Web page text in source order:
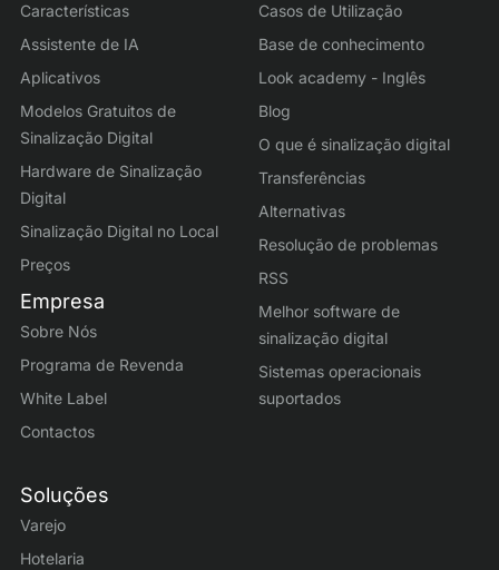
Características
Assistente de IA
Aplicativos
Modelos Gratuitos de
Sinalização Digital
Hardware de Sinalização
Digital
Sinalização Digital no Local
Preços
Empresa
Sobre Nós
Programa de Revenda
White Label
Contactos
Soluções
Varejo
Hotelaria
Casos de Utilização
Base de conhecimento
Look academy - Inglês
Blog
O que é sinalização digital
Transferências
Alternativas
Resolução de problemas
RSS
Melhor software de
sinalização digital
Sistemas operacionais
suportados